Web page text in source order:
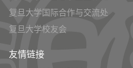
复旦大学国际合作与交流处
复旦大学校友会
友情链接